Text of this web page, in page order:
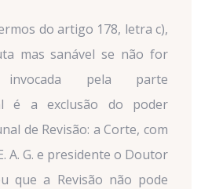
do artigo 178, letra c),
mas sanável se não for
invocada pela parte
é a exclusão do poder
de Revisão: a Corte, com
A. G. e presidente o Doutor
que a Revisão não pode